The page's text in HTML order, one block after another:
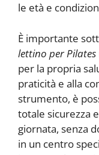
le età e
È importante
lettino per Pilates
per la propria
praticità e alla
strumento, è
totale sicurezza
giornata, senza
in un centro